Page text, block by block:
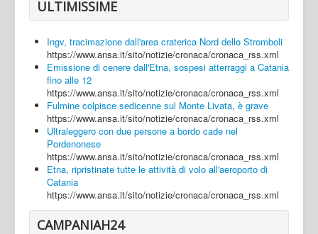
Caserta
Napoli
Salerno
Login
ULTIMISSIME
Ingv, tracimazione dall'area craterica Nord dello Stromboli
https://www.ansa.it/sito/notizie/cronaca/cronaca_rss.xml
Emissione di cenere dall'Etna, sospesi atterraggi a Catania
fino alle 12
https://www.ansa.it/sito/notizie/cronaca/cronaca_rss.xml
Fulmine colpisce sedicenne sul Monte Livata, è grave
https://www.ansa.it/sito/notizie/cronaca/cronaca_rss.xml
Ultraleggero con due persone a bordo cade nel
Pordenonese
https://www.ansa.it/sito/notizie/cronaca/cronaca_rss.xml
Etna, ripristinate tutte le attività di volo all'aeroporto di
Catania
https://www.ansa.it/sito/notizie/cronaca/cronaca_rss.xml
CAMPANIAH24